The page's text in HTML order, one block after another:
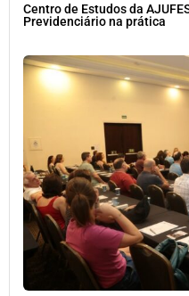
Centro de Estudos da
Previdenciário na prática